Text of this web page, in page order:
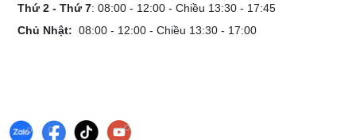
phù hợp, đảm bảo hệ thống vận hành ổn định và
copy nhanh.
Thứ 2 - Thứ 7: 08:00 - 12:00 - Chiều 13:30 - 17:45
Chủ Nhật: 08:00 - 12:00 - Chiều 13:30 - 17:00